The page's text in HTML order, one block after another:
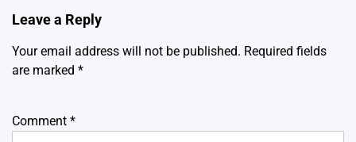
Leave a Reply
Your email address will not be published. Required fields
are marked *
Comment *